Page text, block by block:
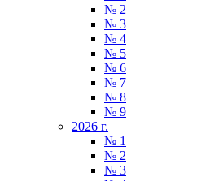
№ 2
№ 3
№ 4
№ 5
№ 6
№ 7
№ 8
№ 9
2026 г.
№ 1
№ 2
№ 3